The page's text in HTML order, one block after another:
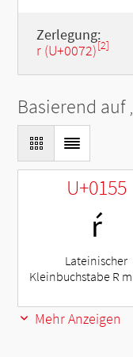
Zerlegung:
r (U+0072)[2]
Basierend auf
U+0155
ŕ
Lateinischer
Kleinbuchstabe R
Mehr Anzeigen